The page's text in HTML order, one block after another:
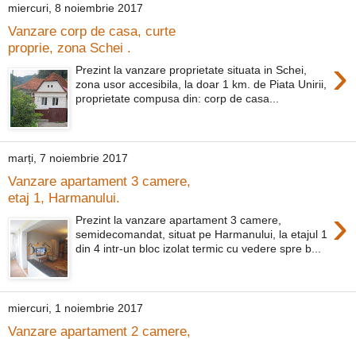
miercuri, 8 noiembrie 2017
Vanzare corp de casa, curte
proprie, zona Schei .
›
Prezint la vanzare proprietate situata in Schei,
zona usor accesibila, la doar 1 km. de Piata Unirii,
proprietate compusa din: corp de casa...
marți, 7 noiembrie 2017
Vanzare apartament 3 camere,
etaj 1, Harmanului.
›
Prezint la vanzare apartament 3 camere,
semidecomandat, situat pe Harmanului, la etajul 1
din 4 intr-un bloc izolat termic cu vedere spre b...
miercuri, 1 noiembrie 2017
Vanzare apartament 2 camere,